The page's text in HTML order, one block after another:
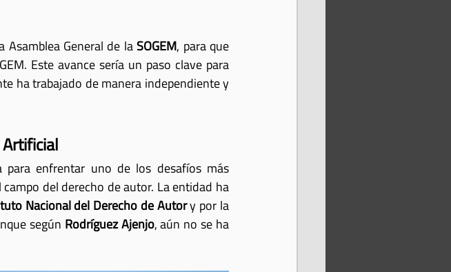
Asamblea General de la SOGEM, para que
Este avance sería un paso clave para
ha trabajado de manera independiente y
enfrentar uno de los desafíos más
campo del derecho de autor. La entidad ha
Nacional del Derecho de Autor
según Rodríguez Ajenjo, aún no se ha